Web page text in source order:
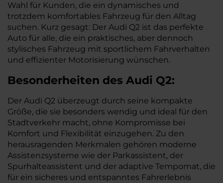
Wahl für Kunden, die ein dynamisches und
trotzdem komfortables Fahrzeug für den Alltag
suchen. Kurz gesagt: Der Audi Q2 ist das perfekte
Auto für alle, die ein praktisches, aber dennoch
stylisches Fahrzeug mit sportlichem Fahrverhalten
und effizienter Motorisierung wünschen.
Besonderheiten des Audi Q2:
Der Audi Q2 überzeugt durch seine kompakte
Größe, die sie besonders wendig und ideal für den
Stadtverkehr macht, ohne Kompromisse bei
Komfort und Flexibilität einzugehen. Zu den
herausragenden Merkmalen gehören moderne
Assistenzsysteme wie der Parkassistent, der
Spurhalteassistent und der adaptive Tempomat, die
für ein sicheres und entspanntes Fahrerlebnis